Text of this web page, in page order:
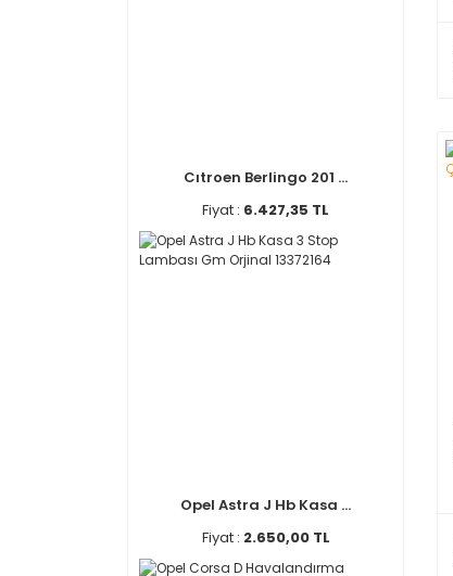
Cıtroen Berlingo 201 ...
Fiyat : 6.427,35 TL
Opel Astra J Hb Kasa ...
Fiyat : 2.650,00 TL